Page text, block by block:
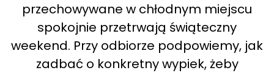
przechowywane w chłodnym miejscu
spokojnie przetrwają świąteczny
weekend. Przy odbiorze podpowiemy, jak
zadbać o konkretny wypiek, żeby